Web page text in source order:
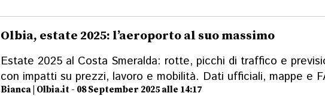
Olbia, estate 2025: l’aeroporto al suo massimo
Estate 2025 al Costa Smeralda: rotte, picchi di traffico e
con impatti su prezzi, lavoro e mobilità. Dati ufficiali, mappe e
Bianca | Olbia.it - 08 September 2025 alle 14:17